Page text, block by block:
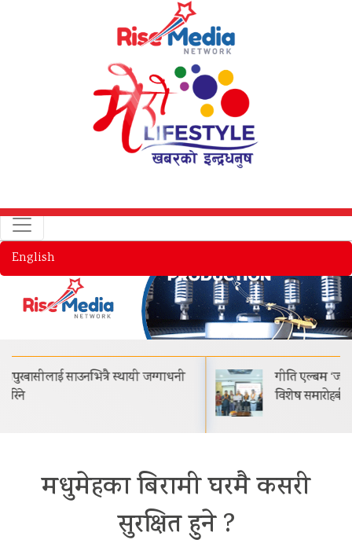
English
गीति एल्बम ‘जागृति’ राजधानी काठमाडौंमा आयोजित
विशेष समारोहबीच लोकार्पण गरिएको…
मधुमेहका बिरामी घरमै कसरी
सुरक्षित हुने ?